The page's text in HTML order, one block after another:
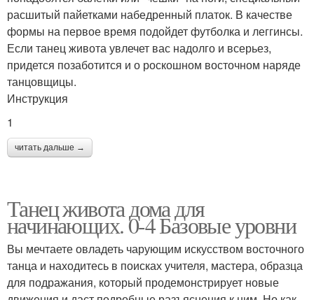
расшитый пайетками набедренный платок. В качестве
формы на первое время подойдет футболка и леггинсы.
Если танец живота увлечет вас надолго и всерьез,
придется позаботится и о роскошном восточном наряде
танцовщицы.
Инструкция
1
читать дальше →
Танец живота дома для
начинающих. 0-4 Базовые уровни
Вы мечтаете овладеть чарующим искусством восточного
танца и находитесь в поисках учителя, мастера, образца
для подражания, который продемонстрирует новые